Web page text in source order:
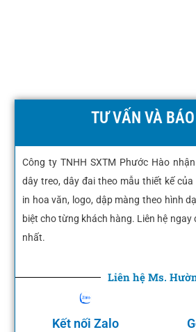
TƯ VẤN VÀ
Công ty TNHH SXTM Phước Hào
dây treo, dây đai theo mẫu thiết kế
in hoa văn, logo, dập màng theo hình
biệt cho từng khách hàng. Liên hệ ngay
nhất.
Liên hệ Ms.
Kết nối Zalo